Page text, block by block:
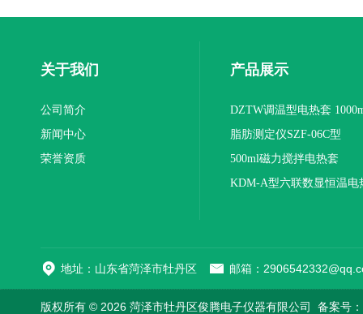
关于我们
公司简介
新闻中心
荣誉资质
产品展示
DZTW调温型电热套
联
脂肪测定仪SZF-06C型
500ml磁力搅拌电热套
KDM-A型六联数显恒温电
地址：山东省菏泽市牡丹区 邮箱：
版权所有 © 2026 菏泽市牡丹区俊腾电子仪器有限公司 备案号